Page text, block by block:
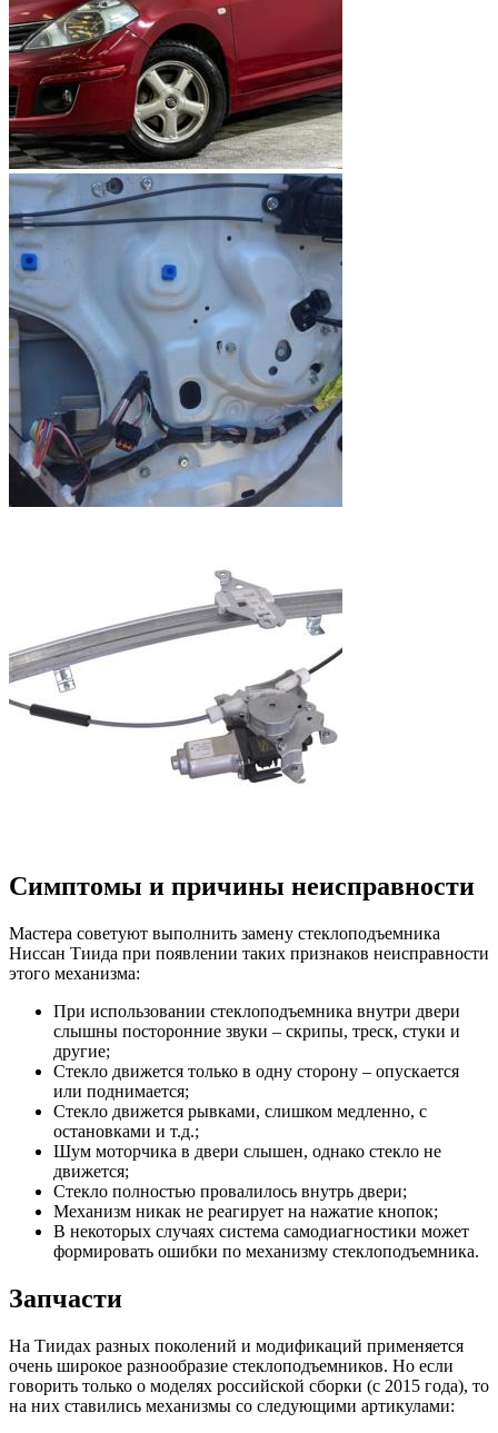
Симптомы и причины неисправности
Мастера советуют выполнить замену стеклоподъемника
Ниссан Тиида при появлении таких признаков неисправности
этого механизма:
При использовании стеклоподъемника внутри двери
слышны посторонние звуки – скрипы, треск, стуки и
другие;
Стекло движется только в одну сторону – опускается
или поднимается;
Стекло движется рывками, слишком медленно, с
остановками и т.д.;
Шум моторчика в двери слышен, однако стекло не
движется;
Стекло полностью провалилось внутрь двери;
Механизм никак не реагирует на нажатие кнопок;
В некоторых случаях система самодиагностики может
формировать ошибки по механизму стеклоподъемника.
Запчасти
На Тиидах разных поколений и модификаций применяется
очень широкое разнообразие стеклоподъемников. Но если
говорить только о моделях российской сборки (с 2015 года), то
на них ставились механизмы со следующими артикулами: